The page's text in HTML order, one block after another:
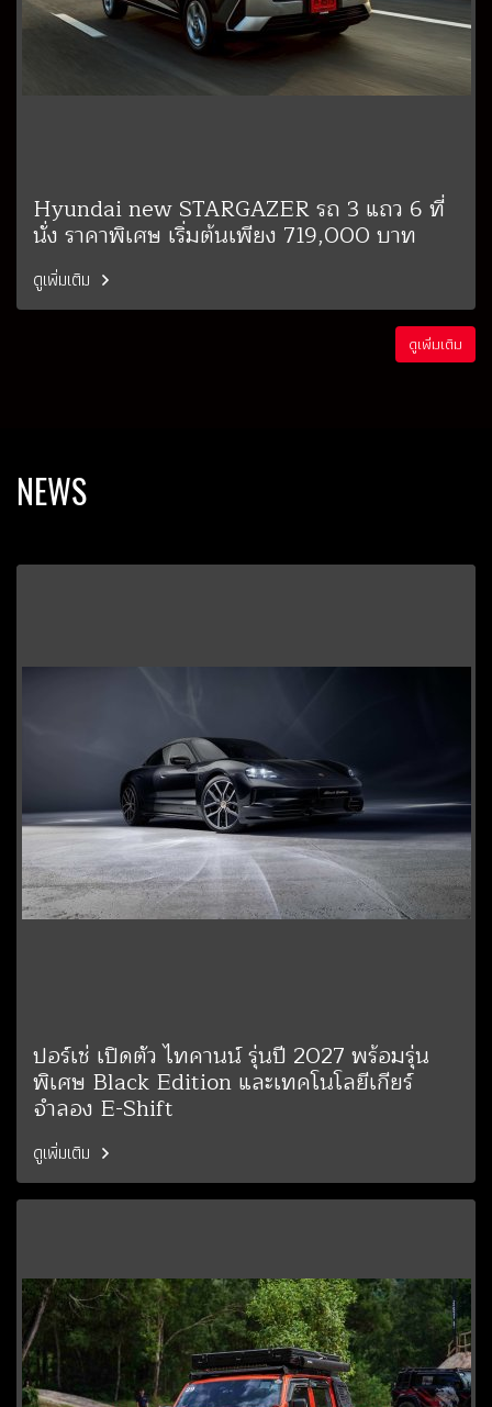
Hyundai new STARGAZER รถ 3 แถว 6 ที่
นั่ง ราคาพิเศษ เริ่มต้นเพียง 719,000 บาท
ดูเพิ่มเติม
ดูเพิ่มเติม
NEWS
ปอร์เช่ เปิดตัว ไทคานน์ รุ่นปี 2027 พร้อมรุ่น
พิเศษ Black Edition และเทคโนโลยีเกียร์
จำลอง E-Shift
ดูเพิ่มเติม